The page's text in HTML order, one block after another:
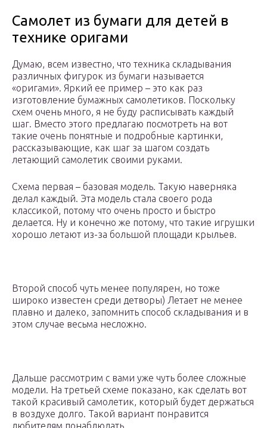
Самолет из бумаги для детей в
технике оригами
Думаю, всем известно, что техника складывания
различных фигурок из бумаги называется
«оригами». Яркий ее пример – это как раз
изготовление бумажных самолетиков. Поскольку
схем очень много, я не буду расписывать каждый
шаг. Вместо этого предлагаю посмотреть на вот
такие очень понятные и подробные картинки,
рассказывающие, как шаг за шагом создать
летающий самолетик своими руками.
Схема первая – базовая модель. Такую наверняка
делал каждый. Эта модель стала своего рода
классикой, потому что очень просто и быстро
делается. Ну и конечно же потому, что такие игрушки
хорошо летают из-за большой площади крыльев.
Второй способ чуть менее популярен, но тоже
широко известен среди детворы) Летает не менее
плавно и далеко, запомнить способ складывания и в
этом случае весьма несложно.
Дальше рассмотрим с вами уже чуть более сложные
модели. На третьей схеме показано, как сделать вот
такой красивый самолетик, который будет держаться
в воздухе долго. Такой вариант понравится
любителям понаблюдать.